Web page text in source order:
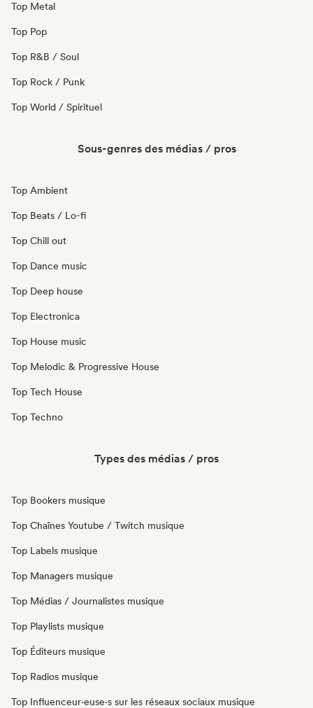
Top Metal
Top Pop
Top R&B / Soul
Top Rock / Punk
Top World / Spirituel
Sous-genres des médias / pros
Top Ambient
Top Beats / Lo-fi
Top Chill out
Top Dance music
Top Deep house
Top Electronica
Top House music
Top Melodic & Progressive House
Top Tech House
Top Techno
Types des médias / pros
Top Bookers musique
Top Chaînes Youtube / Twitch musique
Top Labels musique
Top Managers musique
Top Médias / Journalistes musique
Top Playlists musique
Top Éditeurs musique
Top Radios musique
Top Influenceur·euse·s sur les réseaux sociaux musique